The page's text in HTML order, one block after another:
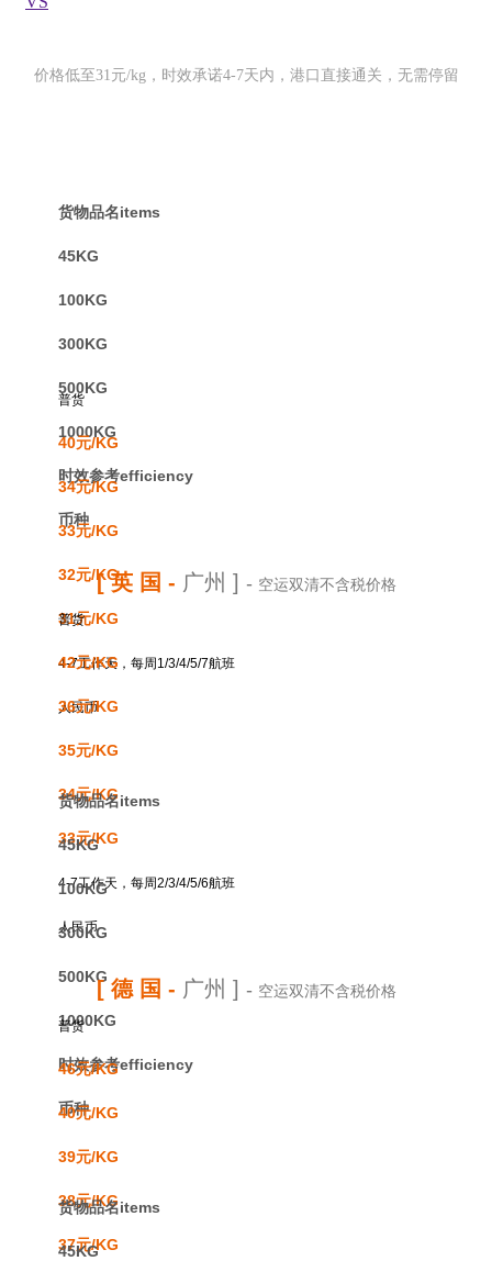
价格低至31元/kg，时效承诺4-7天内，港口直接通关，无需停留
货物品名items
45KG
100KG
300KG
500KG
1000KG
时效参考efficiency
币种
普货
40元/KG
34元/KG
33元/KG
32元/KG
31元/KG
4-7工作天，每周1/3/4/5/7航班
人民币
[ 英 国 - 广州 ] - 空运双清不含税价格
普货
42元/KG
36元/KG
35元/KG
34元/KG
33元/KG
4-7工作天，每周2/3/4/5/6航班
人民币
货物品名items
45KG
100KG
300KG
500KG
1000KG
时效参考efficiency
币种
[ 德 国 - 广州 ] - 空运双清不含税价格
普货
46元/KG
40元/KG
39元/KG
38元/KG
37元/KG
货物品名items
45KG